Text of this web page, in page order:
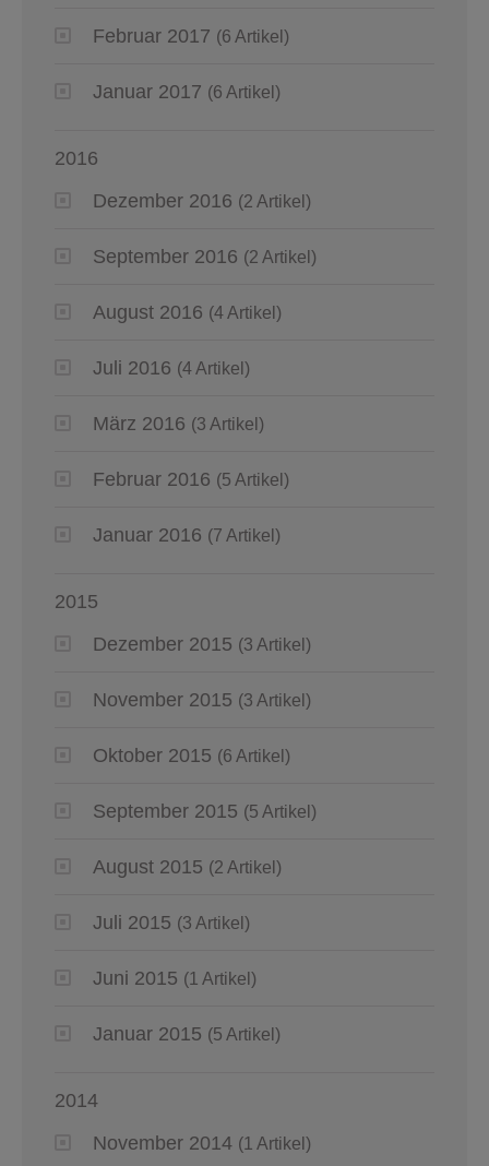
Februar 2017 (6 Artikel)
Januar 2017 (6 Artikel)
2016
Dezember 2016 (2 Artikel)
September 2016 (2 Artikel)
August 2016 (4 Artikel)
Juli 2016 (4 Artikel)
März 2016 (3 Artikel)
Februar 2016 (5 Artikel)
Januar 2016 (7 Artikel)
2015
Dezember 2015 (3 Artikel)
November 2015 (3 Artikel)
Oktober 2015 (6 Artikel)
September 2015 (5 Artikel)
August 2015 (2 Artikel)
Juli 2015 (3 Artikel)
Juni 2015 (1 Artikel)
Januar 2015 (5 Artikel)
2014
November 2014 (1 Artikel)